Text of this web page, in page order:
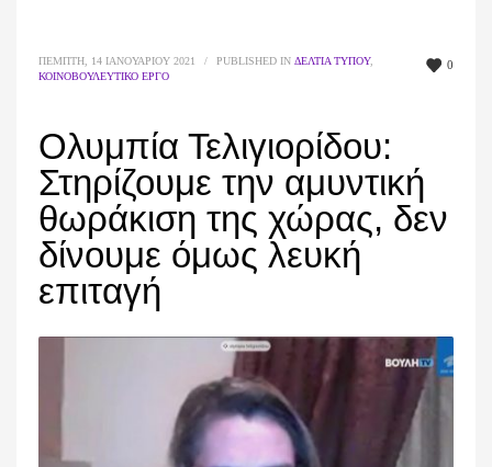
0
ΠΈΜΠΤΗ, 14 ΙΑΝΟΥΑΡΊΟΥ 2021 / PUBLISHED IN ΔΕΛΤΊΑ ΤΎΠΟΥ,
ΚΟΙΝΟΒΟΥΛΕΥΤΙΚΌ ΈΡΓΟ
Ολυμπία Τελιγιορίδου:
Στηρίζουμε την αμυντική
θωράκιση της χώρας, δεν
δίνουμε όμως λευκή
επιταγή